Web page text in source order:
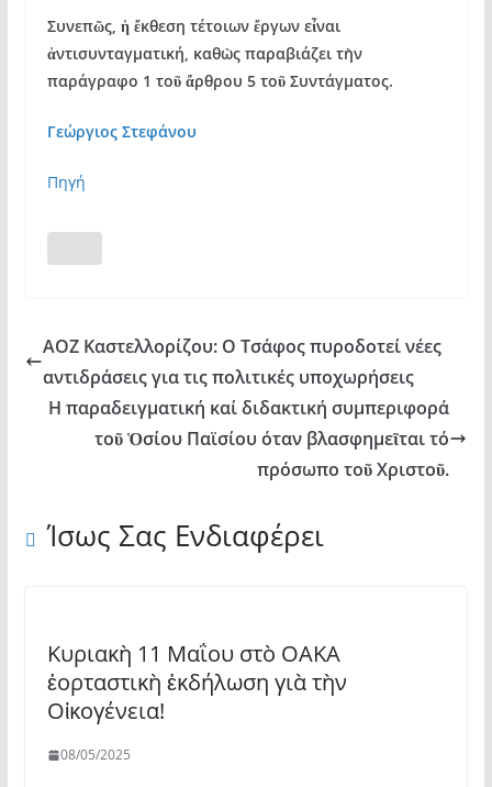
Συνεπῶς, ἡ ἔκθεση τέτοιων ἔργων εἶναι
ἀντισυνταγματική, καθὼς παραβιάζει τὴν
παράγραφο 1 τοῦ ἄρθρου 5 τοῦ Συντάγματος.
Γεώργιος Στεφάνου
Πηγή
ΑΟΖ Καστελλορίζου: Ο Τσάφος πυροδοτεί νέες
αντιδράσεις για τις πολιτικές υποχωρήσεις
H παραδειγματική καί διδακτική συμπεριφορά
τοῦ Ὁσίου Παϊσίου όταν βλασφημεῖται τό
πρόσωπο τοῦ Χριστοῦ.
Ίσως Σας Ενδιαφέρει
Κυριακὴ 11 Μαΐου στὸ ΟΑΚΑ
ἑορταστικὴ ἐκδήλωση γιὰ τὴν
Οἰκογένεια!
08/05/2025